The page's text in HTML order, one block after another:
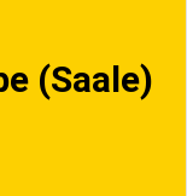
(Saale)